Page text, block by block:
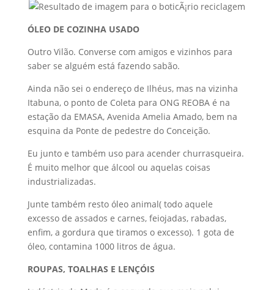
ÓLEO DE COZINHA USADO
Outro Vilão. Converse com amigos e vizinhos para
saber se alguém está fazendo sabão.
Ainda não sei o endereço de Ilhéus, mas na vizinha
Itabuna, o ponto de Coleta para ONG REOBA é na
estação da EMASA, Avenida Amelia Amado, bem na
esquina da Ponte de pedestre do Conceição.
Eu junto e também uso para acender churrasqueira.
É muito melhor que álcool ou aquelas coisas
industrializadas.
Junte também resto óleo animal( todo aquele
excesso de assados e carnes, feiojadas, rabadas,
enfim, a gordura que tiramos o excesso). 1 gota de
óleo, contamina 1000 litros de água.
ROUPAS, TOALHAS E LENÇÓIS